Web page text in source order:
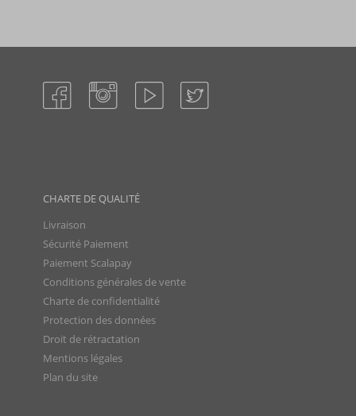
CHARTE DE QUALITÉ
Livraison
Sécurité Paiement
Paiement Scalapay
Conditions générales de vente
Charte de confidentialité
Protection des données
Droit de rétractation
Mentions légales
Plan du site